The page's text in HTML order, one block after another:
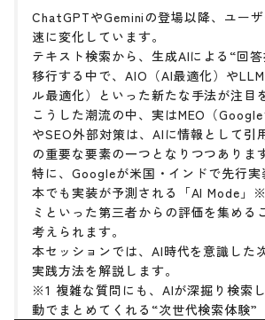
ChatGPTやGeminiの登場以降、ユー
速に変化しています。
テキスト検索から、生成AIによる“回
移行する中で、AIO（AI最適化）や
ル最適化）といった新たな手法が注目
こうした潮流の中、実はMEO（
やSEO外部対策は、AIに情報として引
の重要な要素の一つとなりつつありま
特に、Googleが米国・インドで先行
本でも実装が予測される「AI Mode」
ミといった第三者からの評価を集める
考えられます。
本セッションでは、AI時代を意識した
実践方法を解説します。
※1 複雑な質問にも、AIが深掘り検索
動でまとめてくれる“次世代検索体験”